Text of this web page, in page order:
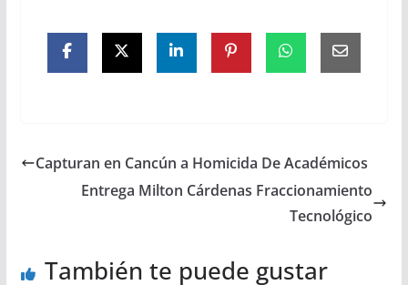
Capturan en Cancún a Homicida De Académicos
Entrega Milton Cárdenas Fraccionamiento
Tecnológico
También te puede gustar